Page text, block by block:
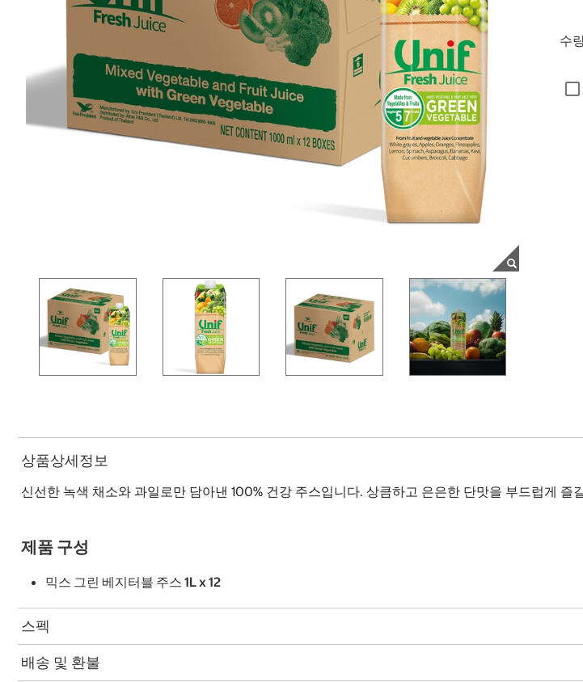
수
상품상세정보
신선한 녹색 채소와 과일로만 담아낸 100% 건강 주스입니다. 상큼하고 은은한 단맛을 부드럽게
제품 구성
믹스 그린 베지터블 주스 1L x 12
스펙
배송 및 환불